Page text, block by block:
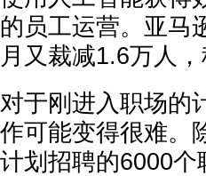
的员工运营。亚马
月又裁减1.6万人
对于刚进入职场的
作可能变得很难。
计划招聘的6000